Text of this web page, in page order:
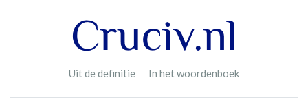
Uit de definitie In het woordenboek